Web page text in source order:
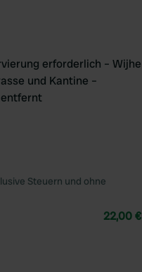
erforderlich – Wijhe
und Kantine –
entfernt
Steuern und ohne
22,00 €